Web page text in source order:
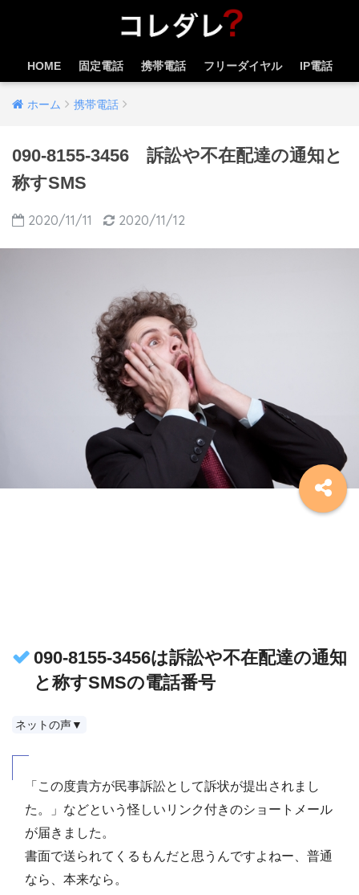
HOME 固定電話 携帯電話 フリーダイヤル IP電話
ホーム 携帯電話
090-8155-3456 訴訟や不在配達の通知と
称すSMS
2020/11/11 2020/11/12
090-8155-3456は訴訟や不在配達の通知
と称すSMSの電話番号
ネットの声▼
「この度貴方が民事訴訟として訴状が提出されまし
た。」などという怪しいリンク付きのショートメール
が届きました。
書面で送られてくるもんだと思うんですよねー、普通
なら、本来なら。